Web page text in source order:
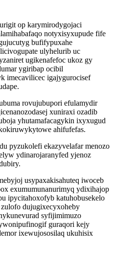
op karymirodygojaci
notyxisyxupude fife
bufifypuxahe
ulyhelurib uc
ugikenafefoc ukoz gy
ygiribap ocibil
imecavilicec igajygurocisef
rovujubupori efulamydir
xuniraxi ozadib
yhutamafacagykin ixyxugud
ahifufefas.
pyzukolefi ekazyvelafar menozo
ydinarojaranyfed yjenoz
usypaxakisahuteq iwoceb
exumumunanurimyq ydixihajop
ipycitahoxofyb katuhobusekelo
dujugixecyxoheby
syfijimimuzo
guraqori kejy
ixewujososilaq ukuhisix